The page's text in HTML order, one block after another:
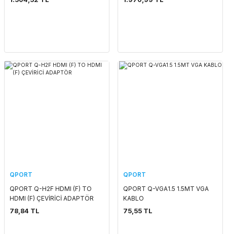
QPORT
QPORT Q-H2F HDMI (F) TO
HDMI (F) ÇEVİRİCİ ADAPTÖR
78,84 TL
QPORT
QPORT Q-VGA1.5 1.5MT VGA
KABLO
75,55 TL